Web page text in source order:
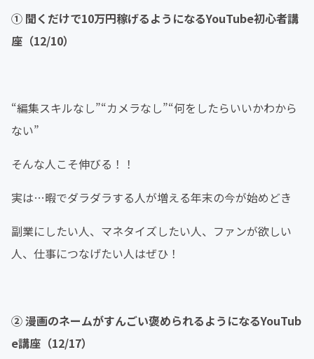
① 聞くだけで10万円稼げるようになるYouTube初心者講
座（12/10）
“編集スキルなし”“カメラなし”“何をしたらいいかわから
ない”
そんな人こそ伸びる！！
実は…暇でダラダラする人が増える年末の今が始めどき
副業にしたい人、マネタイズしたい人、ファンが欲しい
人、仕事につなげたい人はぜひ！
② 漫画のネームがすんごい褒められるようになるYouTub
e講座（12/17）